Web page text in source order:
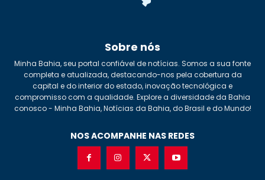
Sobre nós
Minha Bahia, seu portal confiável de notícias. Somos a sua fonte
completa e atualizada, destacando-nos pela cobertura da
capital e do interior do estado, inovação tecnológica e
compromisso com a qualidade. Explore a diversidade da Bahia
conosco - Minha Bahia, Notícias da Bahia, do Brasil e do Mundo!
NOS ACOMPANHE NAS REDES